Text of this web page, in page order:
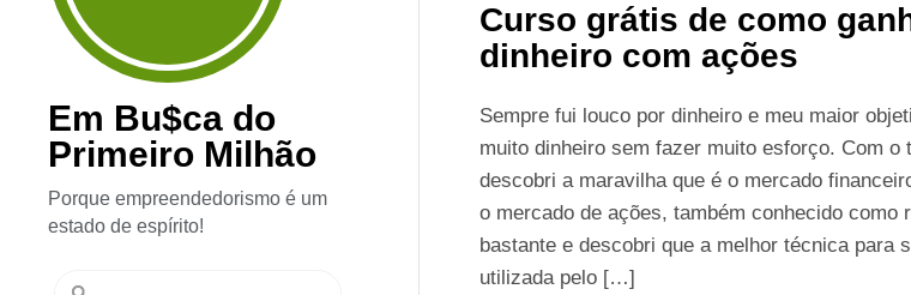
Em Bu$ca do
Primeiro Milhão
Porque empreendedorismo é um
estado de espírito!
Curso grátis de como
dinheiro com ações
Sempre fui louco por dinheiro e meu maior
muito dinheiro sem fazer muito esforço. Com o
descobri a maravilha que é o mercado
o mercado de ações, também conhecido como
bastante e descobri que a melhor técnica para
utilizada pelo […]